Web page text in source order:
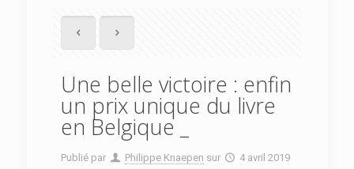
Une belle victoire : enfin
un prix unique du livre
en Belgique _
Publié par Philippe Knaepen sur 4 avril 2019